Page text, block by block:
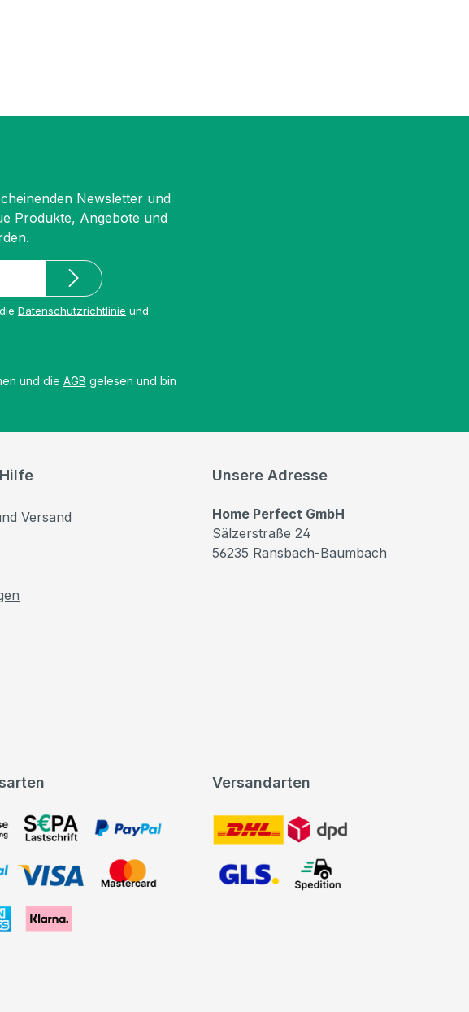
Newsletter und
Produkte, Angebote und
Datenschutzrichtlinie und
und die AGB gelesen und bin
Versand
SEPA-Lastschrift, PayPal
Versandarten
Unsere Adresse
Home Perfect GmbH
Sälzerstraße 24
56235 Ransbach-Baumbach